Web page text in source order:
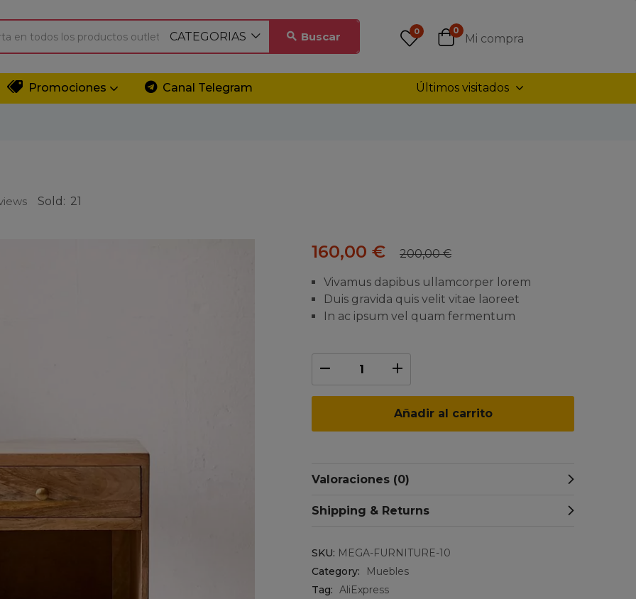
CATEGORIAS Buscar 0 0
Mi compra
Promociones Canal Telegram Últimos visitados
Sold: 21
160,00 € 200,00€
Vivamus dapibus ullamcorper lorem
Duis gravida quis velit vitae laoreet
In ac ipsum vel quam fermentum
Añadir al carrito
Valoraciones (0)
Shipping & Returns
SKU: MEGA-FURNITURE-10
Category:
Muebles
Tag: AliExpress